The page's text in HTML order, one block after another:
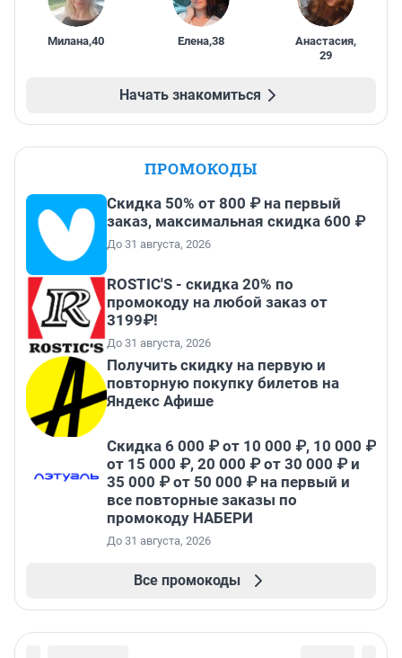
Милана,40 Елена,38 Анастасия,
29
Начать знакомиться
ПРОМОКОДЫ
Скидка 50% от 800 ₽ на первый
заказ, максимальная скидка 600 ₽
До 31 августа, 2026
ROSTIC'S - скидка 20% по
промокоду на любой заказ от
3199₽!
До 31 августа, 2026
Получить скидку на первую и
повторную покупку билетов на
Яндекс Афише
Скидка 6 000 ₽ от 10 000 ₽, 10 000 ₽
от 15 000 ₽, 20 000 ₽ от 30 000 ₽ и
35 000 ₽ от 50 000 ₽ на первый и
все повторные заказы по
промокоду НАБЕРИ
До 31 августа, 2026
Все промокоды